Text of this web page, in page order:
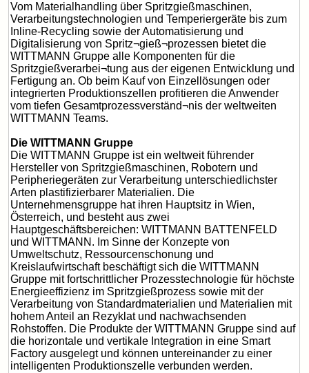
Vom Materialhandling über Spritzgießmaschinen,
Verarbeitungstechnologien und Temperiergeräte bis zum
Inline-Recycling sowie der Automatisierung und
Digitalisierung von Spritz¬gieß¬prozessen bietet die
WITTMANN Gruppe alle Komponenten für die
Spritzgießverarbei¬tung aus der eigenen Entwicklung und
Fertigung an. Ob beim Kauf von Einzellösungen oder
integrierten Produktionszellen profitieren die Anwender
vom tiefen Gesamtprozessverständ¬nis der weltweiten
WITTMANN Teams.
Die WITTMANN Gruppe
Die WITTMANN Gruppe ist ein weltweit führender
Hersteller von Spritzgießmaschinen, Robotern und
Peripheriegeräten zur Verarbeitung unterschiedlichster
Arten plastifizierbarer Materialien. Die
Unternehmensgruppe hat ihren Hauptsitz in Wien,
Österreich, und besteht aus zwei
Hauptgeschäftsbereichen: WITTMANN BATTENFELD
und WITTMANN. Im Sinne der Konzepte von
Umweltschutz, Ressourcenschonung und
Kreislaufwirtschaft beschäftigt sich die WITTMANN
Gruppe mit fortschrittlicher Prozesstechnologie für höchste
Energieeffizienz im Spritzgießprozess sowie mit der
Verarbeitung von Standardmaterialien und Materialien mit
hohem Anteil an Rezyklat und nachwachsenden
Rohstoffen. Die Produkte der WITTMANN Gruppe sind auf
die horizontale und vertikale Integration in eine Smart
Factory ausgelegt und können untereinander zu einer
intelligenten Produktionszelle verbunden werden.